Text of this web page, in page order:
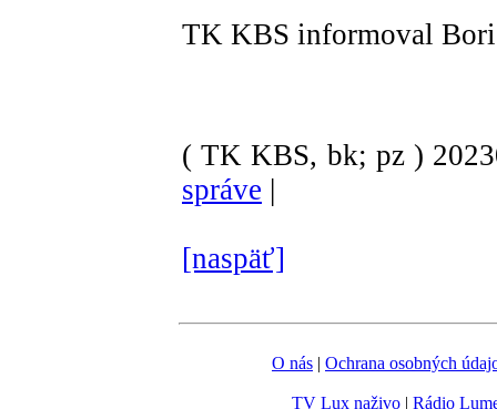
TK KBS informoval
( TK KBS, bk; pz )
správe |
[naspäť]
O nás | Ochrana osobných
TV Lux naživo| Rádio